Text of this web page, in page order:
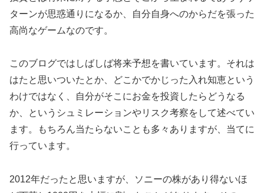
ターンが思惑通りになるか、自分自身へのからだを張った
高尚なゲームなのです。
このブログではしばしば将来予想を書いています。それは
はたと思いついたとか、どこかでかじった入れ知恵という
わけではなく、自分がそこにお金を投資したらどうなる
か、というシュミレーションやリスク考察をして述べてい
ます。もちろん当たらないことも多々ありますが、当てに
行っています。
2012年だったと思いますが、ソニーの株があり得ないほ